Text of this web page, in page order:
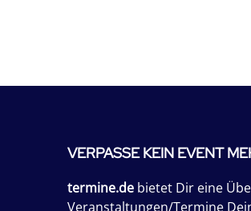
VERPASSE KEIN EVENT
termine.de bietet Dir eine
Veranstaltungen/Termine